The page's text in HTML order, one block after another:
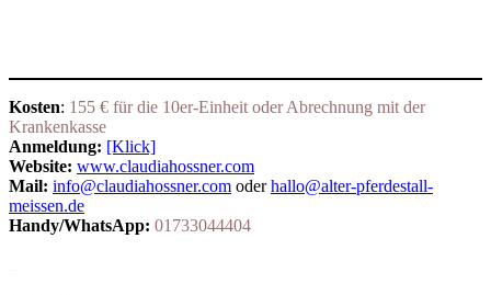
Kosten: 155 € für die 10er-Einheit oder Abrechnung mit der
Krankenkasse
Anmeldung: [Klick]
Website: www.claudiahossner.com
Mail: info@claudiahossner.com oderhallo@alter-pferdestall-
meissen.de
Handy/WhatsApp: 01733044404